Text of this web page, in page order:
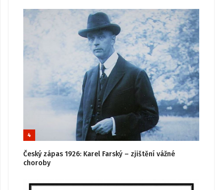
4
Český zápas 1926: Karel Farský – zjištění vážné
choroby